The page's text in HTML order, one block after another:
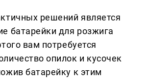
решений является
батарейки для розжига
вам потребуется
опилок и кусочек
батарейку к этим